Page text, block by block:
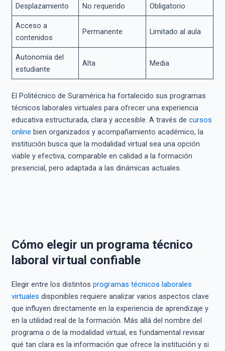
Desplazamiento No requerido Obligatorio
Acceso a
contenidos
Permanente Limitado al aula
Autonomía del
estudiante
Alta Media
El Politécnico de Suramérica ha fortalecido sus programas
técnicos laborales virtuales para ofrecer una experiencia
educativa estructurada, clara y accesible. A través de cursos
online bien organizados y acompañamiento académico, la
institución busca que la modalidad virtual sea una opción
viable y efectiva, comparable en calidad a la formación
presencial, pero adaptada a las dinámicas actuales.
Cómo elegir un programa técnico
laboral virtual confiable
Elegir entre los distintos programas técnicos laborales
virtuales disponibles requiere analizar varios aspectos clave
que influyen directamente en la experiencia de aprendizaje y
en la utilidad real de la formación. Más allá del nombre del
programa o de la modalidad virtual, es fundamental revisar
qué tan clara es la información que ofrece la institución y si